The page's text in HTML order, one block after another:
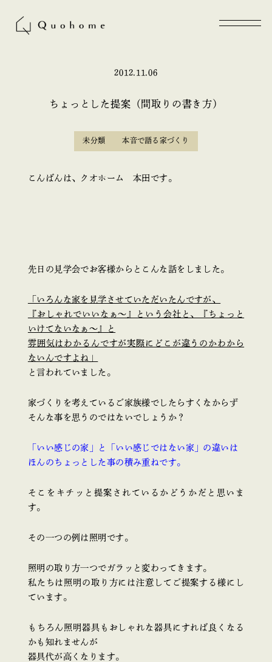
2012.11.06
ちょっとした提案（間取りの書き方）
未分類 本音で語る家づくり
こんばんは、クオホーム 本田です。
先日の見学会でお客様からとこんな話をしました。
「いろんな家を見学させていただいたんですが、
『おしゃれでいいなぁ～』という会社と、『ちょっと
いけてないなぁ～』と
雰囲気はわかるんですが実際にどこが違うのかわから
ないんですよね」
と言われていました。
家づくりを考えているご家族様でしたらすくなからず
そんな事を思うのではないでしょうか？
「いい感じの家」と「いい感じではない家」の違いは
ほんのちょっとした事の積み重ねです。
そこをキチッと提案されているかどうかだと思いま
す。
その一つの例は照明です。
照明の取り方一つでガラッと変わってきます。
私たちは照明の取り方には注意してご提案する様にし
ています。
もちろん照明器具もおしゃれな器具にすれば良くなる
かも知れませんが
器具代が高くなります。